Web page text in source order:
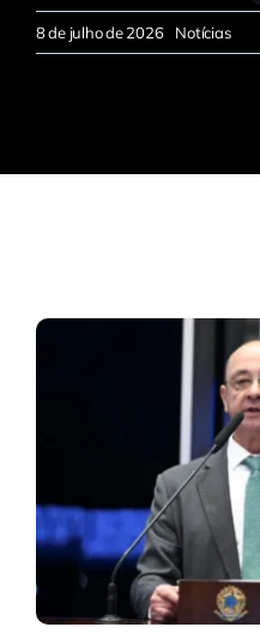
8 de julho de 2026 Notícias